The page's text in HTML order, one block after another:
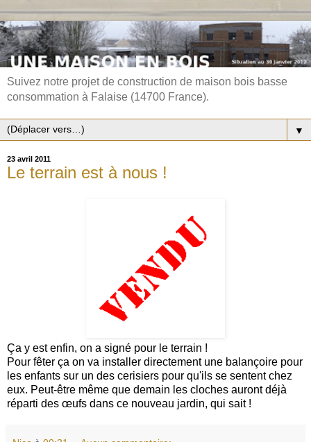
Suivez notre projet de construction de maison bois basse
consommation à Falaise (14700 France).
▼
23 avril 2011
Le terrain est à nous !
Ça y est enfin, on a signé pour le terrain !
Pour fêter ça on va installer directement une balançoire pour
les enfants sur un des cerisiers pour qu'ils se sentent chez
eux. Peut-être même que demain les cloches auront déjà
réparti des œufs dans ce nouveau jardin, qui sait !